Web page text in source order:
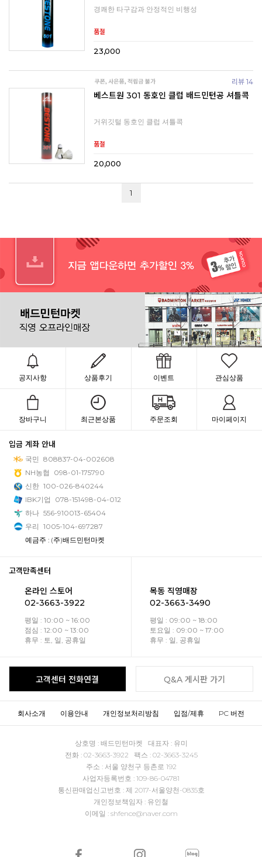
경쾌한 타구감과 안정적인 비행성
23,000
품절
리뷰 14
베스트원 301 동호인 클럽 배드민턴공 셔틀콕
거위깃털 동호인 클럽 셔틀콕
20,000
품절
1
공지사항 상품후기 이벤트 관심상품
장바구니 최근본상품 주문조회 마이페이지
입금 계좌 안내
국민 808837-04-002608
NH농협
098-01-175790
신한 100-026-840244
IBK기업
078-151498-04-012
하나 556-910013-65404
우리 1005-104-697287
예금주 : (주)배드민턴마켓
고객만족센터
온라인 스토어
02-3663-3922
평일 : 10:00 ~ 16:00
점심 : 12:00 ~ 13:00
휴무 : 토, 일, 공휴일
목동 직영매장
02-3663-3490
평일 : 09:00 ~ 18:00
토요일 : 09:00 ~ 17:00
휴무 : 일, 공휴일
고객센터 전화연결 Q&A 게시판 가기
회사소개 이용안내 개인정보처리방침 입점/제휴 PC 버전
상호명 : 배드민턴마켓 대표자 : 유미
전화 : 02-3663-3922 팩스 : 02-3663-3245
주소 : 서울 양천구 등촌로 192
사업자등록번호 : 109-86-04781
통신판매업신고번호 : 제 2017-서울양천-0835호
개인정보책임자 : 유인철
이메일 : shfence@naver.com